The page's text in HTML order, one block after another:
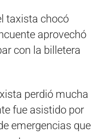
taxista chocó
aprovechó
con la billetera
perdió mucha
fue asistido por
emergencias que